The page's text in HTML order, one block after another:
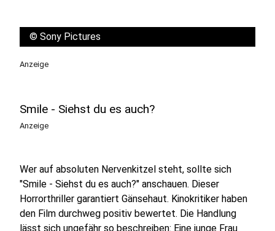
© Sony Pictures
Anzeige
Smile - Siehst du es auch?
Anzeige
Wer auf absoluten Nervenkitzel steht, sollte sich
"Smile - Siehst du es auch?" anschauen. Dieser
Horrorthriller garantiert Gänsehaut. Kinokritiker haben
den Film durchweg positiv bewertet. Die Handlung
lässt sich ungefähr so beschreiben: Eine junge Frau